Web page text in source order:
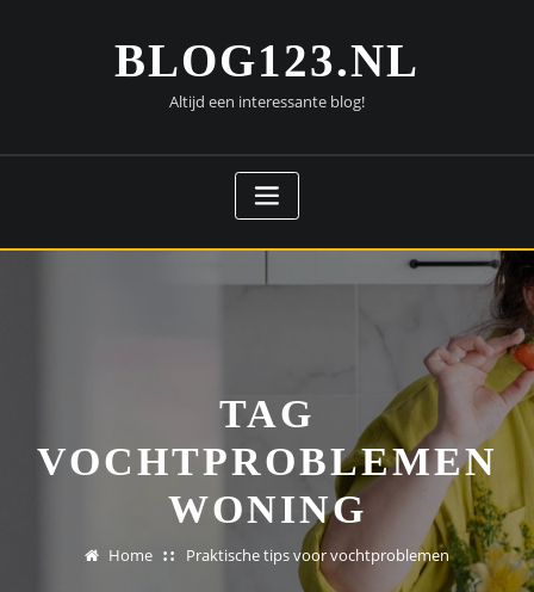
BLOG123.NL
Altijd een interessante blog!
TAG
VOCHTPROBLEMEN
WONING
Home Praktische tips voor vochtproblemen